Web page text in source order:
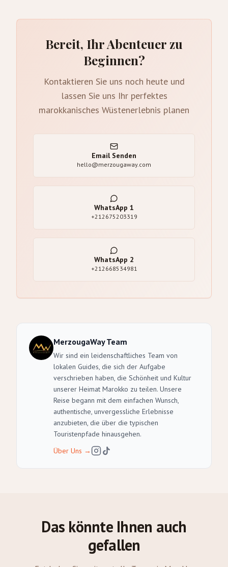
Bereit, Ihr Abenteuer zu
Beginnen?
Kontaktieren Sie uns noch heute und
lassen Sie uns Ihr perfektes
marokkanisches Wüstenerlebnis planen
Email Senden
hello@merzougaway.com
WhatsApp 1
+212675203319
WhatsApp 2
+212668534981
MerzougaWay Team
Wir sind ein leidenschaftliches Team von
lokalen Guides, die sich der Aufgabe
verschrieben haben, die Schönheit und Kultur
unserer Heimat Marokko zu teilen. Unsere
Reise begann mit dem einfachen Wunsch,
authentische, unvergessliche Erlebnisse
anzubieten, die über die typischen
Touristenpfade hinausgehen.
Über Uns →
Das könnte Ihnen auch
gefallen